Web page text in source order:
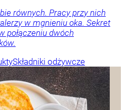
równych. Pracy przy nich
w mgnieniu oka. Sekret
połączeniu dwóch
Składniki odżywcze